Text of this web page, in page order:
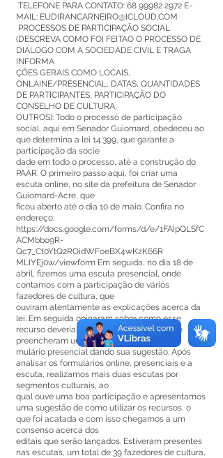
TELEFONE PARA CONTATO: 68 99982 2972 E-
MAIL: EUDIRANCARNEIRO@ICLOUD.COM
PROCESSOS DE PARTICIPAÇÃO SOCIAL
(DESCREVA COMO FOI FEITAO O PROCESSO DE
DIALOGO COM A SOCIEDADE CIVIL E TRAGA
INFORMA
ÇÕES GERAIS COMO LOCAIS,
ONLAINE/PRESENCIAL, DATAS, QUANTIDADES
DE PARTICIPANTES, PARTICIPAÇÃO DO
CONSELHO DE CULTURA,
OUTROS): Todo o processo de participação
social, aqui em Senador Guiomard, obedeceu ao
que determina a lei 14.399, que garante a
participação da socie
dade em todo o processo, até a construção do
PAAR. O primeiro passo aqui, foi criar uma
escuta online, no site da prefeitura de Senador
Guiomard-Acre, que
ficou aberto até o dia 10 de maio. Confira no
endereço:
https://docs.google.com/forms/d/e/1FAIpQLSfC
ACMbbo9R-
Qc7_Ct0YtQ2ROidWFoeBX4wKzK66R
MLIYEj0w/viewform Em seguida, no dia 18 de
abril, fizemos uma escuta presencial, onde
contamos com a participação de vários
fazedores de cultura, que
ouviram atentamente as explicações acerca da
lei. Em seguida opinaram sobre como esse
recurso deveria ser empregado, bem como
preencheram um for
mulário presencial dando sua sugestão. Após
analisar os formulários online, presenciais e a
escuta, realizamos mais duas escutas por
segmentos culturais, ao
qual ouve uma boa participação e apresentamos
uma sugestão de como utilizar os recursos, o
que foi acatada e com isso chegamos a um
consenso acerca dos
editais que serão lançados. Estiveram presentes
nas escutas, um total de 39 fazedores de cultura,